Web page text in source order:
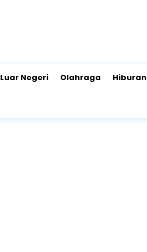
Luar Negeri Olahraga Hiburan